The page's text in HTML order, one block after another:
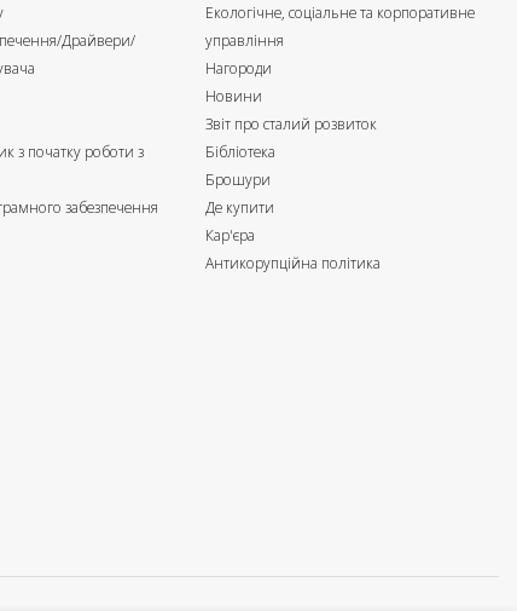
Драйвери/
з початку роботи з
забезпечення
Екологічне, соціальне та корпоративне
управління
Нагороди
Новини
Звіт про сталий розвиток
Бібліотека
Брошури
Де купити
Кар'єра
Антикорупційна політика